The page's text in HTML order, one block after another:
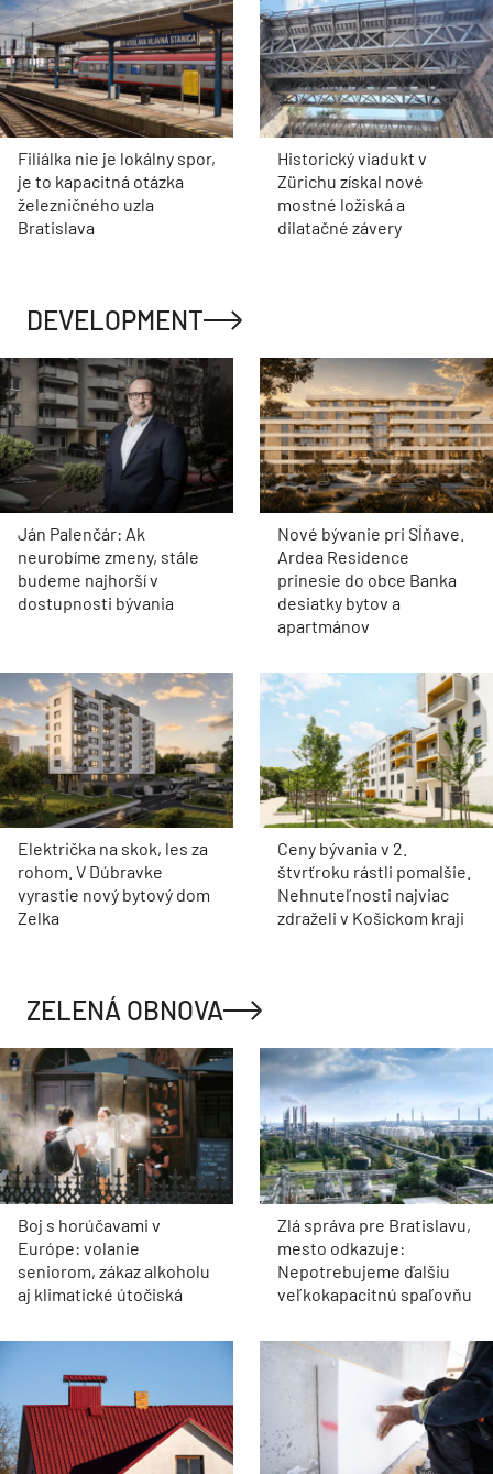
Filiálka nie je lokálny spor,
je to kapacitná otázka
železničného uzla
Bratislava
Historický viadukt v
Zürichu získal nové
mostné ložiská a
dilatačné závery
DEVELOPMENT
Ján Palenčár: Ak
neurobíme zmeny, stále
budeme najhorší v
dostupnosti bývania
Nové bývanie pri Sĺňave.
Ardea Residence
prinesie do obce Banka
desiatky bytov a
apartmánov
Električka na skok, les za
rohom. V Dúbravke
vyrastie nový bytový dom
Zelka
Ceny bývania v 2.
štvrťroku rástli pomalšie.
Nehnuteľnosti najviac
zdraželi v Košickom kraji
ZELENÁ OBNOVA
Boj s horúčavami v
Európe: volanie
seniorom, zákaz alkoholu
aj klimatické útočiská
Zlá správa pre Bratislavu,
mesto odkazuje:
Nepotrebujeme ďalšiu
veľkokapacitnú spaľovňu